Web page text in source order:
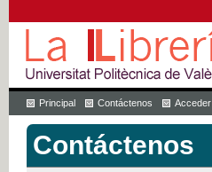
Principal Contáctenos Acceder
Contáctenos